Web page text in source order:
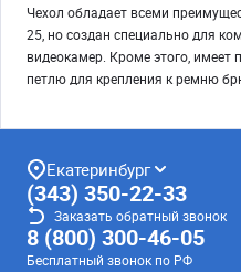
Чехол обладает всеми
25, но создан специально для
видеокамер. Кроме этого, имеет
петлю для крепления к ремню
Екатеринбург
(343) 350-22-33
Заказать обратный звонок
8 (800) 300-46-05
Бесплатный звонок по РФ